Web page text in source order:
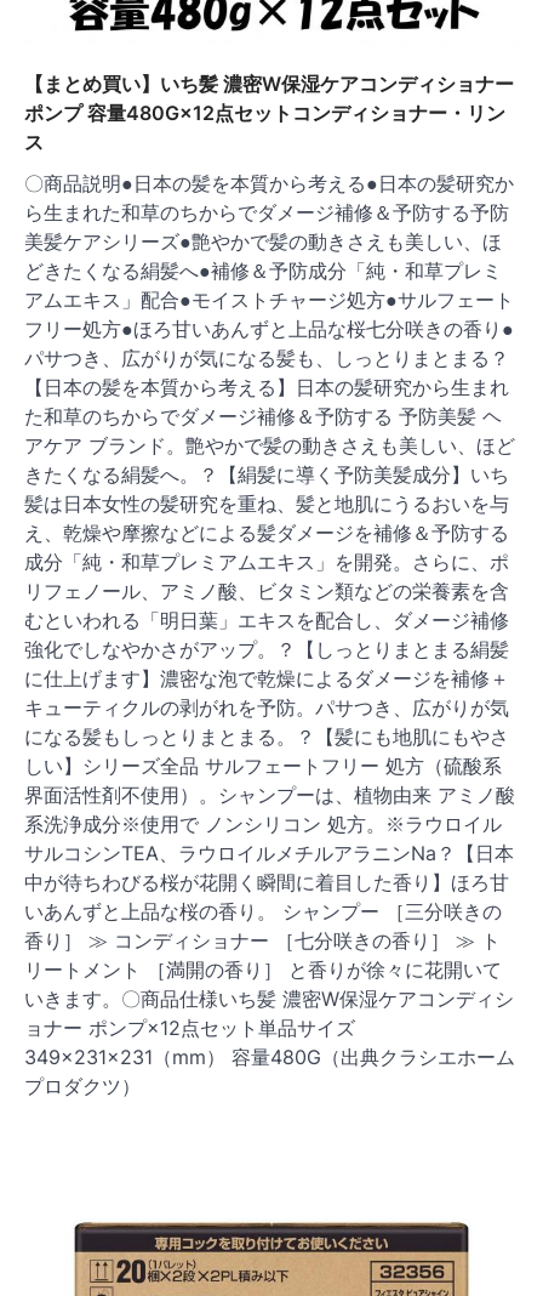
【まとめ買い】いち髪 濃密W保湿ケアコンディショナー
ポンプ 容量480G×12点セットコンディショナー・リン
ス
〇商品説明●日本の髪を本質から考える●日本の髪研究か
ら生まれた和草のちからでダメージ補修＆予防する予防
美髪ケアシリーズ●艶やかで髪の動きさえも美しい、ほ
どきたくなる絹髪へ●補修＆予防成分「純・和草プレミ
アムエキス」配合●モイストチャージ処方●サルフェート
フリー処方●ほろ甘いあんずと上品な桜七分咲きの香り●
パサつき、広がりが気になる髪も、しっとりまとまる？
【日本の髪を本質から考える】日本の髪研究から生まれ
た和草のちからでダメージ補修＆予防する 予防美髪 ヘ
アケア ブランド。艶やかで髪の動きさえも美しい、ほど
きたくなる絹髪へ。？【絹髪に導く予防美髪成分】いち
髪は日本女性の髪研究を重ね、髪と地肌にうるおいを与
え、乾燥や摩擦などによる髪ダメージを補修＆予防する
成分「純・和草プレミアムエキス」を開発。さらに、ポ
リフェノール、アミノ酸、ビタミン類などの栄養素を含
むといわれる「明日葉」エキスを配合し、ダメージ補修
強化でしなやかさがアップ。？【しっとりまとまる絹髪
に仕上げます】濃密な泡で乾燥によるダメージを補修＋
キューティクルの剥がれを予防。パサつき、広がりが気
になる髪もしっとりまとまる。？【髪にも地肌にもやさ
しい】シリーズ全品 サルフェートフリー 処方（硫酸系
界面活性剤不使用）。シャンプーは、植物由来 アミノ酸
系洗浄成分※使用で ノンシリコン 処方。※ラウロイル
サルコシンTEA、ラウロイルメチルアラニンNa？【日本
中が待ちわびる桜が花開く瞬間に着目した香り】ほろ甘
いあんずと上品な桜の香り。 シャンプー ［三分咲きの
香り］ ≫ コンディショナー ［七分咲きの香り］ ≫ ト
リートメント ［満開の香り］ と香りが徐々に花開いて
いきます。〇商品仕様いち髪 濃密W保湿ケアコンディシ
ョナー ポンプ×12点セット単品サイズ
349×231×231（mm） 容量480G（出典クラシエホーム
プロダクツ）